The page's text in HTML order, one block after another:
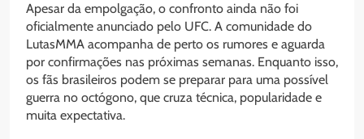
Apesar da empolgação, o confronto ainda não foi
oficialmente anunciado pelo UFC. A comunidade do
LutasMMA acompanha de perto os rumores e aguarda
por confirmações nas próximas semanas. Enquanto isso,
os fãs brasileiros podem se preparar para uma possível
guerra no octógono, que cruza técnica, popularidade e
muita expectativa.